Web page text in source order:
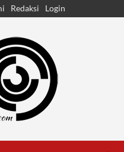
Redaksi Login